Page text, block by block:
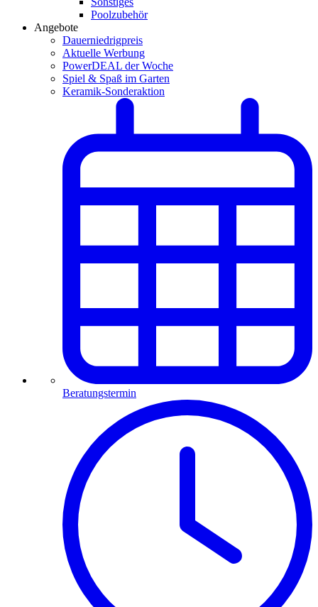
Poolzubehör
Angebote
Dauerniedrigpreis
Aktuelle Werbung
PowerDEAL der Woche
Spiel & Spaß im Garten
Keramik-Sonderaktion
Beratungstermin